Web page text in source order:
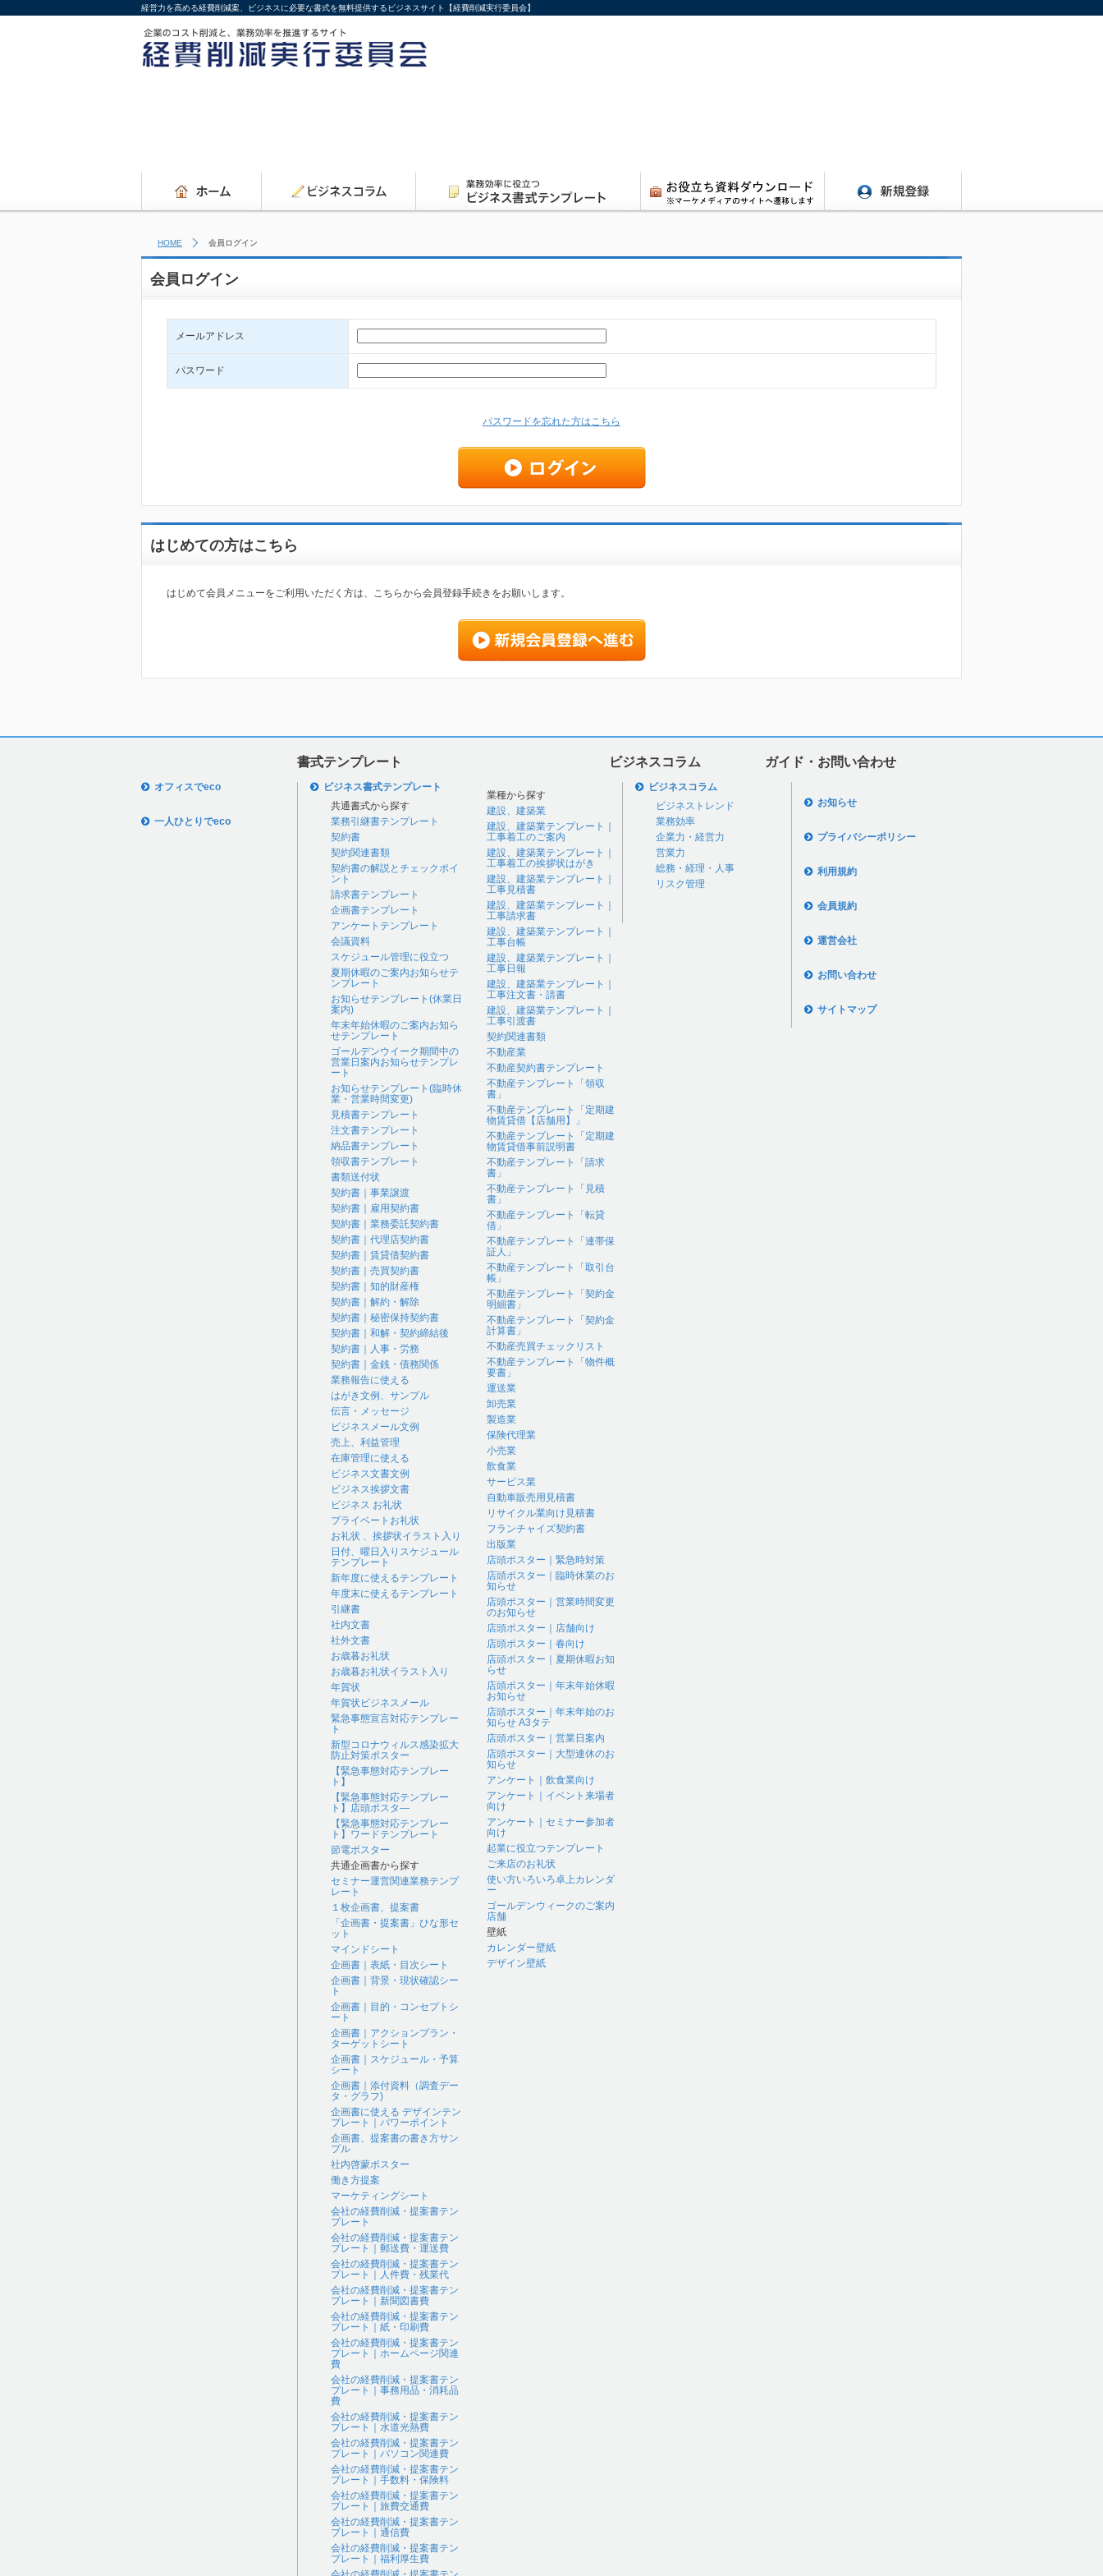
経営力を高める経費削減案、ビジネスに必要な書式を無料提供するビジネスサイト【経費削減実行委員会】
HOME 会員ログイン
会員ログイン
メールアドレス
パスワード
パスワードを忘れた方はこちら
はじめての方はこちら
はじめて会員メニューをご利用いただく方は、こちらから会員登録手続きをお願いします。
書式テンプレート ビジネスコラム ガイド・お問い合わせ
オフィスでeco
一人ひとりでeco
ビジネス書式テンプレート
共通書式から探す
業務引継書テンプレート
契約書
契約関連書類
契約書の解説とチェックポイ
ント
請求書テンプレート
企画書テンプレート
アンケートテンプレート
会議資料
スケジュール管理に役立つ
夏期休暇のご案内お知らせテ
ンプレート
お知らせテンプレート(休業日
案内)
年末年始休暇のご案内お知ら
せテンプレート
ゴールデンウイーク期間中の
営業日案内お知らせテンプレ
ート
お知らせテンプレート(臨時休
業・営業時間変更)
見積書テンプレート
注文書テンプレート
納品書テンプレート
領収書テンプレート
書類送付状
契約書｜事業譲渡
契約書｜雇用契約書
契約書｜業務委託契約書
契約書｜代理店契約書
契約書｜賃貸借契約書
契約書｜売買契約書
契約書｜知的財産権
契約書｜解約・解除
契約書｜秘密保持契約書
契約書｜和解・契約締結後
契約書｜人事・労務
契約書｜金銭・債務関係
業務報告に使える
はがき文例、サンプル
伝言・メッセージ
ビジネスメール文例
売上、利益管理
在庫管理に使える
ビジネス文書文例
ビジネス挨拶文書
ビジネス お礼状
プライベートお礼状
お礼状 、挨拶状イラスト入り
日付、曜日入りスケジュール
テンプレート
新年度に使えるテンプレート
年度末に使えるテンプレート
引継書
社内文書
社外文書
お歳暮お礼状
お歳暮お礼状イラスト入り
年賀状
年賀状ビジネスメール
緊急事態宣言対応テンプレー
ト
新型コロナウィルス感染拡大
防止対策ポスター
【緊急事態対応テンプレー
ト】
【緊急事態対応テンプレー
ト】店頭ポスタ―
【緊急事態対応テンプレー
ト】ワードテンプレート
節電ポスター
共通企画書から探す
セミナー運営関連業務テンプ
レート
１枚企画書、提案書
「企画書・提案書」ひな形セ
ット
マインドシート
企画書｜表紙・目次シート
企画書｜背景・現状確認シー
ト
企画書｜目的・コンセプトシ
ート
企画書｜アクションプラン・
ターゲットシート
企画書｜スケジュール・予算
シート
企画書｜添付資料（調査デー
タ・グラフ)
企画書に使える デザインテン
プレート｜パワーポイント
企画書、提案書の書き方サン
プル
社内啓蒙ポスター
働き方提案
マーケティングシート
会社の経費削減・提案書テン
プレート
会社の経費削減・提案書テン
プレート｜郵送費・運送費
会社の経費削減・提案書テン
プレート｜人件費・残業代
会社の経費削減・提案書テン
プレート｜新聞図書費
会社の経費削減・提案書テン
プレート｜紙・印刷費
会社の経費削減・提案書テン
プレート｜ホームページ関連
費
会社の経費削減・提案書テン
プレート｜事務用品・消耗品
費
会社の経費削減・提案書テン
プレート｜水道光熱費
会社の経費削減・提案書テン
プレート｜パソコン関連費
会社の経費削減・提案書テン
プレート｜手数料・保険料
会社の経費削減・提案書テン
プレート｜旅費交通費
会社の経費削減・提案書テン
プレート｜通信費
会社の経費削減・提案書テン
プレート｜福利厚生費
業種から探す
建設、建築業
建設、建築業テンプレート｜
工事着工のご案内
建設、建築業テンプレート｜
工事着工の挨拶状はがき
建設、建築業テンプレート｜
工事見積書
建設、建築業テンプレート｜
工事請求書
建設、建築業テンプレート｜
工事台帳
建設、建築業テンプレート｜
工事日報
建設、建築業テンプレート｜
工事注文書・請書
建設、建築業テンプレート｜
工事引渡書
契約関連書類
不動産業
不動産契約書テンプレート
不動産テンプレート「領収
書」
不動産テンプレート「定期建
物賃貸借【店舗用】」
不動産テンプレート「定期建
物賃貸借事前説明書
不動産テンプレート「請求
書」
不動産テンプレート「見積
書」
不動産テンプレート「転貸
借」
不動産テンプレート「連帯保
証人」
不動産テンプレート「取引台
帳」
不動産テンプレート「契約金
明細書」
不動産テンプレート「契約金
計算書」
不動産売買チェックリスト
不動産テンプレート「物件概
要書」
運送業
卸売業
製造業
保険代理業
小売業
飲食業
サービス業
自動車販売用見積書
リサイクル業向け見積書
フランチャイズ契約書
出版業
店頭ポスター｜緊急時対策
店頭ポスター｜臨時休業のお
知らせ
店頭ポスター｜営業時間変更
のお知らせ
店頭ポスター｜店舗向け
店頭ポスター｜春向け
店頭ポスター｜夏期休暇お知
らせ
店頭ポスター｜年末年始休暇
お知らせ
店頭ポスター｜年末年始のお
知らせ A3タテ
店頭ポスター｜営業日案内
店頭ポスター｜大型連休のお
知らせ
アンケート｜飲食業向け
アンケート｜イベント来場者
向け
アンケート｜セミナー参加者
向け
起業に役立つテンプレート
ご来店のお礼状
使い方いろいろ卓上カレンダ
ー
ゴールデンウィークのご案内
店舗
壁紙
カレンダー壁紙
デザイン壁紙
ビジネスコラム
ビジネストレンド
業務効率
企業力・経営力
営業力
総務・経理・人事
リスク管理
お知らせ
プライバシーポリシー
利用規約
会員規約
運営会社
お問い合わせ
サイトマップ